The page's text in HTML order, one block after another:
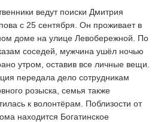
ведут поиски Дмитрия
с 25 сентября. Он проживает в
доме на улице Левобережной. По
соседей, мужчина ушёл ночью
утром, оставив все личные вещи.
передала дело сотрудникам
розыска, семья также
к волонтёрам. Поблизости от
находится Богатинское